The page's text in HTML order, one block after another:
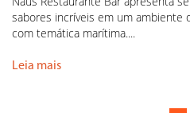
sabores incríveis em um ambiente
com temática marítima....
Leia mais